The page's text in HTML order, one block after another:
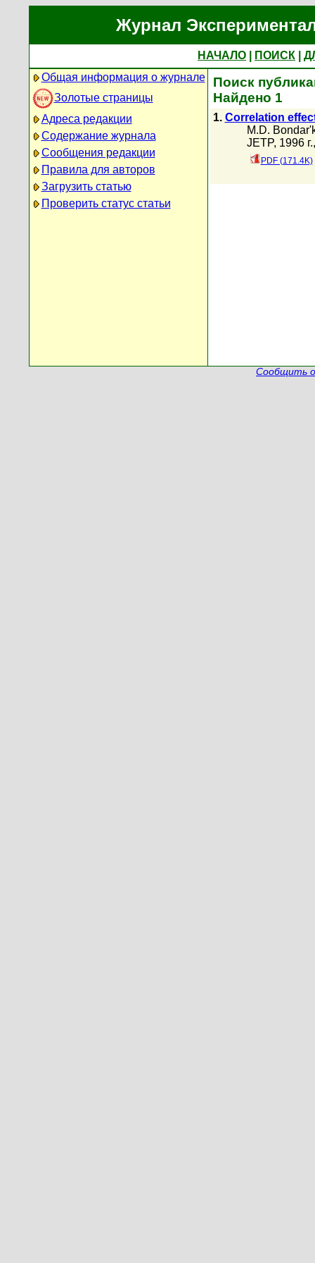
Журнал
НАЧАЛО ПОИСК
Общая информация о журнале
Золотые страницы
Адреса редакции
Содержание журнала
Сообщения редакции
Правила для авторов
Загрузить статью
Проверить статус статьи
Поиск
Найдено 1
1. Correlation
M.D.
JETP, 1996
PDF (171.4K)
Сообщить о